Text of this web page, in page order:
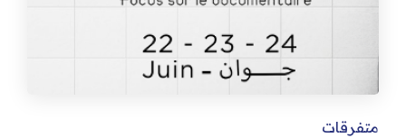
متفرقات